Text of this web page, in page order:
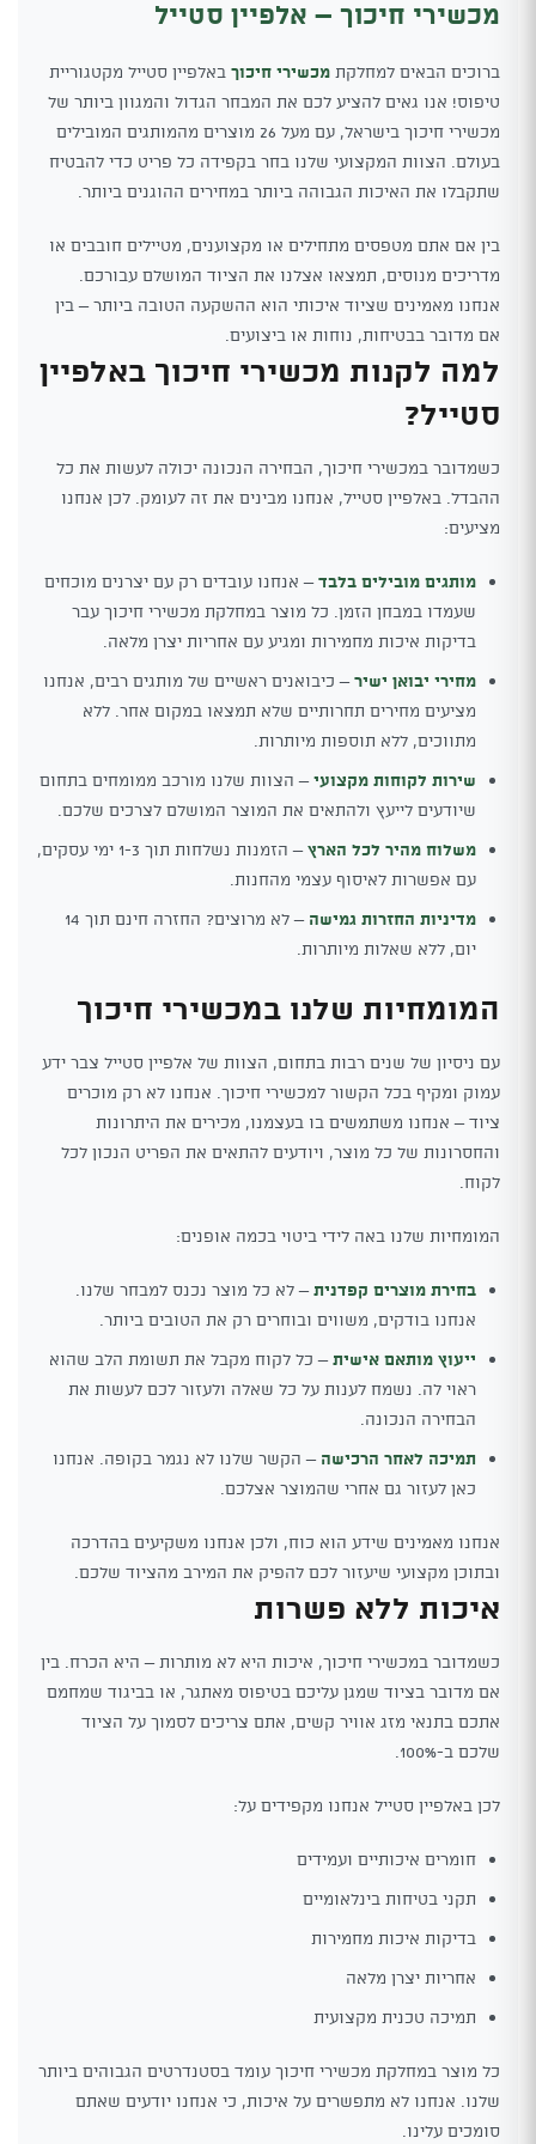
מכשירי חיכוך – אלפיין סטייל
ברוכים הבאים למחלקת מכשירי חיכוך באלפיין סטייל מקטגוריית
טיפוס! אנו גאים להציע לכם את המבחר הגדול והמגוון ביותר של
מכשירי חיכוך בישראל, עם מעל 26 מוצרים מהמותגים המובילים
בעולם. הצוות המקצועי שלנו בחר בקפידה כל פריט כדי להבטיח
שתקבלו את האיכות הגבוהה ביותר במחירים ההוגנים ביותר.
בין אם אתם מטפסים מתחילים או מקצוענים, מטיילים חובבים או
מדריכים מנוסים, תמצאו אצלנו את הציוד המושלם עבורכם.
אנחנו מאמינים שציוד איכותי הוא ההשקעה הטובה ביותר – בין
אם מדובר בבטיחות, נוחות או ביצועים.
למה לקנות מכשירי חיכוך באלפיין
סטייל?
כשמדובר במכשירי חיכוך, הבחירה הנכונה יכולה לעשות את כל
ההבדל. באלפיין סטייל, אנחנו מבינים את זה לעומק. לכן אנחנו
מציעים:
מותגים מובילים בלבד– אנחנו עובדים רק עם יצרנים מוכחים
שעמדו במבחן הזמן. כל מוצר במחלקת מכשירי חיכוך עבר
בדיקות איכות מחמירות ומגיע עם אחריות יצרן מלאה.
מחירי יבואן ישיר– כיבואנים ראשיים של מותגים רבים, אנחנו
מציעים מחירים תחרותיים שלא תמצאו במקום אחר. ללא
מתווכים, ללא תוספות מיותרות.
שירות לקוחות מקצועי– הצוות שלנו מורכב ממומחים בתחום
שיודעים לייעץ ולהתאים את המוצר המושלם לצרכים שלכם.
משלוח מהיר לכל הארץ
– הזמנות נשלחות תוך 1-3 ימי עסקים,
עם אפשרות לאיסוף עצמי מהחנות.
מדיניות החזרות גמישה
– לא מרוצים? החזרה חינם תוך 14
יום, ללא שאלות מיותרות.
המומחיות שלנו במכשירי חיכוך
עם ניסיון של שנים רבות בתחום, הצוות של אלפיין סטייל צבר ידע
עמוק ומקיף בכל הקשור למכשירי חיכוך. אנחנו לא רק מוכרים
ציוד – אנחנו משתמשים בו בעצמנו, מכירים את היתרונות
והחסרונות של כל מוצר, ויודעים להתאים את הפריט הנכון לכל
לקוח.
המומחיות שלנו באה לידי ביטוי בכמה אופנים:
בחירת מוצרים קפדנית– לא כל מוצר נכנס למבחר שלנו.
אנחנו בודקים, משווים ובוחרים רק את הטובים ביותר.
ייעוץ מותאם אישית– כל לקוח מקבל את תשומת הלב שהוא
ראוי לה. נשמח לענות על כל שאלה ולעזור לכם לעשות את
הבחירה הנכונה.
תמיכה לאחר הרכישה – הקשר שלנו לא נגמר בקופה. אנחנו
כאן לעזור גם אחרי שהמוצר אצלכם.
אנחנו מאמינים שידע הוא כוח, ולכן אנחנו משקיעים בהדרכה
ובתוכן מקצועי שיעזור לכם להפיק את המירב מהציוד שלכם.
איכות ללא פשרות
כשמדובר במכשירי חיכוך, איכות היא לא מותרות – היא הכרח. בין
אם מדובר בציוד שמגן עליכם בטיפוס מאתגר, או בביגוד שמחמם
אתכם בתנאי מזג אוויר קשים, אתם צריכים לסמוך על הציוד
שלכם ב-100%.
לכן באלפיין סטייל אנחנו מקפידים על:
חומרים איכותיים ועמידים
תקני בטיחות בינלאומיים
בדיקות איכות מחמירות
אחריות יצרן מלאה
תמיכה טכנית מקצועית
כל מוצר במחלקת מכשירי חיכוך עומד בסטנדרטים הגבוהים ביותר
שלנו. אנחנו לא מתפשרים על איכות, כי אנחנו יודעים שאתם
סומכים עלינו.